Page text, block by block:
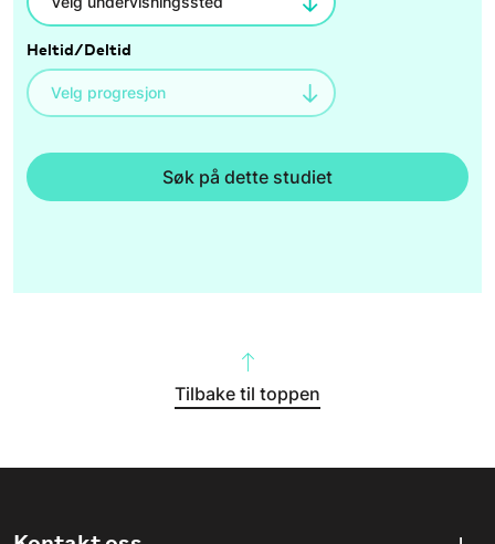
Heltid/Deltid
Søk på dette studiet
Tilbake til toppen